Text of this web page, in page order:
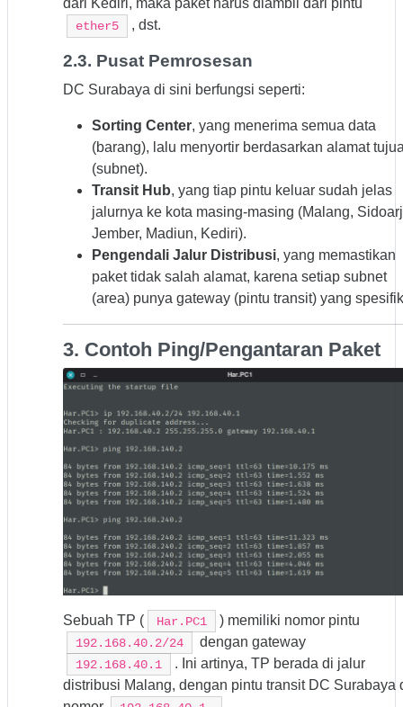
dari Kediri, maka paket harus diambil dari pintu
ether5 , dst.
2.3. Pusat Pemrosesan
DC Surabaya di sini berfungsi seperti:
Sorting Center, yang menerima semua data
(barang), lalu menyortir berdasarkan alamat
(subnet).
Transit Hub, yang tiap pintu keluar sudah jelas
jalurnya ke kota masing-masing (Malang,
Jember, Madiun, Kediri).
Pengendali Jalur Distribusi, yang memastikan
paket tidak salah alamat, karena setiap subnet
(area) punya gateway (pintu transit) yang
3. Contoh Ping/Pengantaran Paket
Sebuah TP ( Har.PC1 ) memiliki nomor pintu
192.168.40.2/24 dengan gateway
192.168.40.1
. Ini artinya, TP berada di jalur
distribusi Malang, dengan pintu transit DC Surabaya